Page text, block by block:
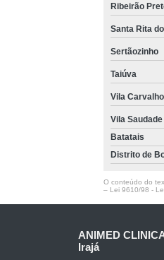
Ribeirão
Santa Rita
Sertãozinho
Taiúva
Vila Carvalho
Vila Saudade
Batatais
Distrito de
O conteúdo do
– Lei 9610/98 -
ANIMED
Irajá